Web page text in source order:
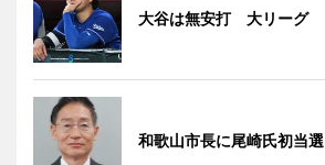
大谷は無安打 大リーグ
和歌山市長に尾崎氏初当選